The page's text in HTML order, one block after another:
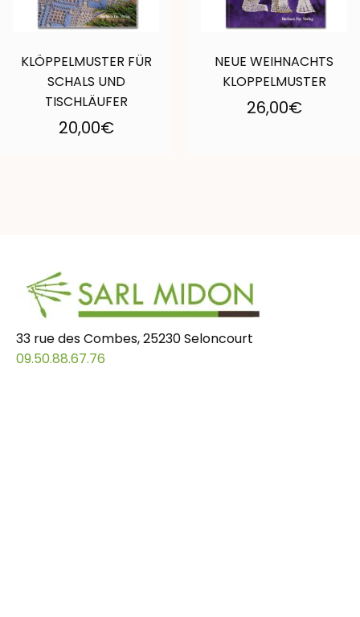
KLÖPPELMUSTER FÜR
SCHALS UND
TISCHLÄUFER
20,00€
NEUE WEIHNACHTS
KLOPPELMUSTER
26,00€
33 rue des Combes, 25230 Seloncourt
09.50.88.67.76